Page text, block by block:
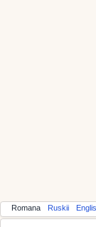
Romana Ruskii